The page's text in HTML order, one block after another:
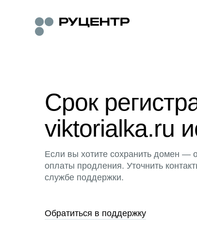
Срок
viktorialka.ru
Если вы хотите сохранить домен —
оплаты продления. Уточнить
службе поддержки.
Обратиться в поддержку